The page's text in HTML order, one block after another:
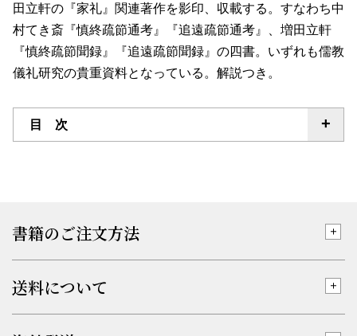
田立軒の『家礼』関連著作を影印、収載する。すなわち中
村てき斎『慎終疏節通考』『追遠疏節通考』、増田立軒
『慎終疏節聞録』『追遠疏節聞録』の四書。いずれも儒教
儀礼研究の貴重資料となっている。解説つき。
目 次
書籍のご注文方法
送料について